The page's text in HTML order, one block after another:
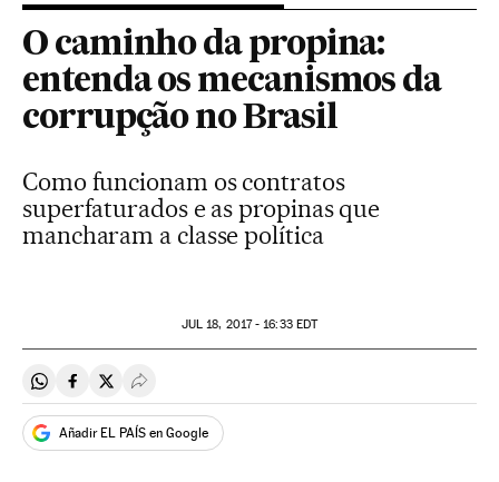
O caminho da propina:
entenda os mecanismos da
corrupção no Brasil
Como funcionam os contratos
superfaturados e as propinas que
mancharam a classe política
JUL 18, 2017 - 16:33EDT
Compartir en Whatsapp
Compartir en Facebook
Compartir en Twitter
Desplegar Redes Sociales
Añadir EL PAÍS en Google